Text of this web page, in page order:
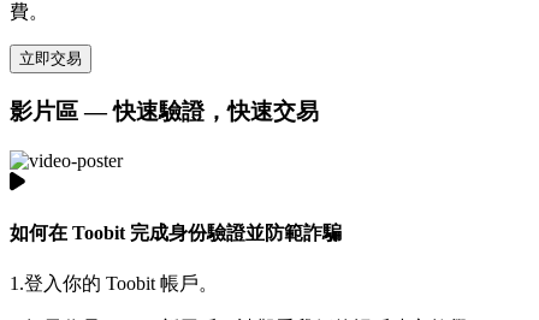
費。
立即交易
影片區 — 快速驗證，快速交易
如何在 Toobit 完成身份驗證並防範詐騙
1.登入你的 Toobit 帳戶。